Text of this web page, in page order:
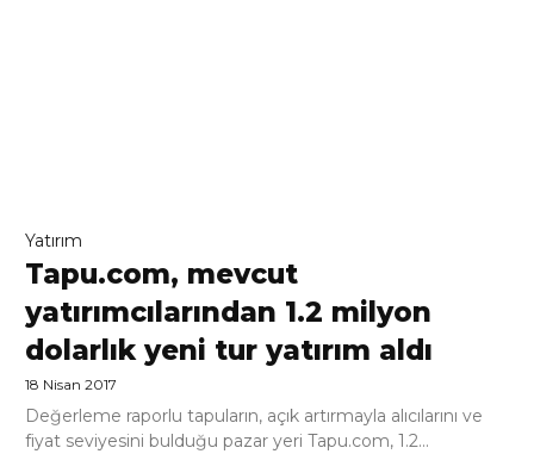
Yatırım
Tapu.com, mevcut
yatırımcılarından 1.2 milyon
dolarlık yeni tur yatırım aldı
18 Nisan 2017
Değerleme raporlu tapuların, açık artırmayla alıcılarını ve
fiyat seviyesini bulduğu pazar yeri Tapu.com, 1.2...